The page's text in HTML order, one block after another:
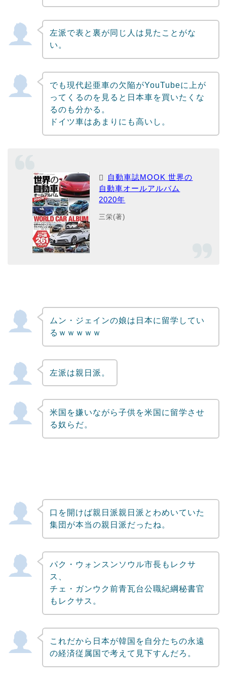
左派で表と裏が同じ人は見たことがな
い。
でも現代起亜車の欠陥がYouTubeに上が
ってくるのを見ると日本車を買いたくな
るのも分かる。
ドイツ車はあまりにも高いし。
自動車誌MOOK 世界の
自動車オールアルバム
2020年
三栄(著)
ムン・ジェインの娘は日本に留学してい
るｗｗｗｗｗ
左派は親日派。
米国を嫌いながら子供を米国に留学させ
る奴らだ。
口を開けば親日派親日派とわめいていた
集団が本当の親日派だったね。
パク・ウォンスンソウル市長もレクサ
ス、
チェ・ガンウク前青瓦台公職紀綱秘書官
もレクサス。
これだから日本が韓国を自分たちの永遠
の経済従属国で考えて見下すんだろ。